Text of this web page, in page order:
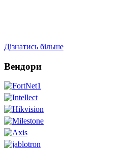
Дізнатись більше
Вендори